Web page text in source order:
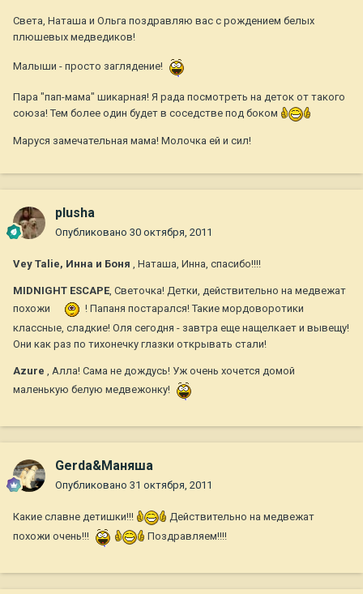
Света, Наташа и Ольга поздравляю вас с рождением белых
плюшевых медведиков!
Малыши - просто заглядение!
Пара "пап-мама" шикарная! Я рада посмотреть на деток от такого
союза! Тем более один будет в соседстве под боком
Маруся замечательная мама! Молочка ей и сил!
plusha
Опубликовано 30 октября, 2011
Vey Talie, Инна и Боня , Наташа, Инна, спасибо!!!!
MIDNIGHT ESCAPE, Светочка! Детки, действительно на медвежат
похожи
! Папаня постарался! Такие мордоворотики
классные, сладкие! Оля сегодня - завтра еще нащелкает и вывещу!
Они как раз по тихонечку глазки открывать стали!
Azure , Алла! Сама не дождусь! Уж очень хочется домой
маленькую белую медвежонку!
Gerda&Маняша
Опубликовано 31 октября, 2011
Какие славне детишки!!!
Действительно на медвежат
похожи очень!!!
Поздравляем!!!!